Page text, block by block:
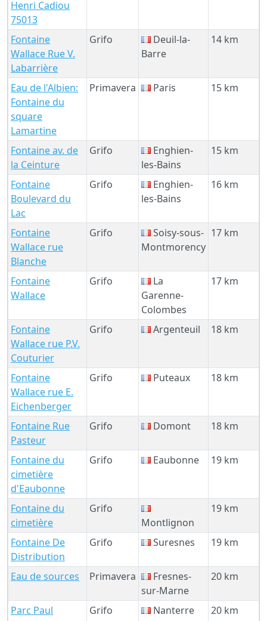
Henri Cadiou
75013
Fontaine
Wallace Rue V.
Labarrière
Grifo
Deuil-la-
Barre
14 km
Eau de l'Albien:
Fontaine du
square
Lamartine
Primavera Paris 15 km
Fontaine av. de
la Ceinture
Grifo
Enghien-
les-Bains
15 km
Fontaine
Boulevard du
Lac
Grifo
Enghien-
les-Bains
16 km
Fontaine
Wallace rue
Blanche
Grifo
Soisy-sous-
Montmorency
17 km
Fontaine
Wallace
Grifo
La
Garenne-
Colombes
17 km
Fontaine
Wallace rue P.V.
Couturier
Grifo Argenteuil 18 km
Fontaine
Wallace rue E.
Eichenberger
Grifo Puteaux 18 km
Fontaine Rue
Pasteur
Grifo Domont 18 km
Fontaine du
cimetière
d'Eaubonne
Grifo Eaubonne 19 km
Fontaine du
cimetière
Grifo
Montlignon
19 km
Fontaine De
Distribution
Grifo Suresnes 19 km
Eau de sources Primavera
Fresnes-
sur-Marne
20 km
Parc Paul
Grifo Nanterre 20 km